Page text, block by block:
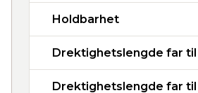
Holdbarhet
Drektighetslengde far til
Drektighetslengde far til